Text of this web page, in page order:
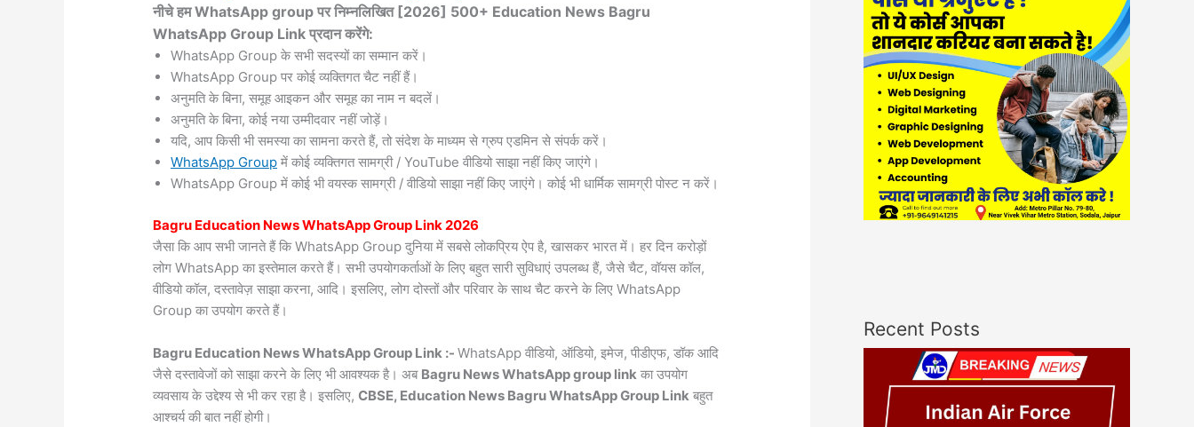
नीचे हम WhatsApp group पर निम्नलिखित [2026] 500+ Education News Bagru
WhatsApp Group Link प्रदान करेंगे:
WhatsApp Group के सभी सदस्यों का सम्मान करें।
WhatsApp Group पर कोई व्यक्तिगत चैट नहीं हैं।
अनुमति के बिना, समूह आइकन और समूह का नाम न बदलें।
अनुमति के बिना, कोई नया उम्मीदवार नहीं जोड़ें।
यदि, आप किसी भी समस्या का सामना करते हैं, तो संदेश के माध्यम से ग्रुप एडमिन से संपर्क करें।
WhatsApp Group में कोई व्यक्तिगत सामग्री / YouTube वीडियो साझा नहीं किए जाएंगे।
WhatsApp Group में कोई भी वयस्क सामग्री / वीडियो साझा नहीं किए जाएंगे। कोई भी धार्मिक सामग्री पोस्ट न करें।
Bagru Education News WhatsApp Group Link 2026
जैसा कि आप सभी जानते हैं कि WhatsApp Group दुनिया में सबसे लोकप्रिय ऐप है, खासकर भारत में। हर दिन करोड़ों
लोग WhatsApp का इस्तेमाल करते हैं। सभी उपयोगकर्ताओं के लिए बहुत सारी सुविधाएं उपलब्ध हैं, जैसे चैट, वॉयस कॉल,
वीडियो कॉल, दस्तावेज़ साझा करना, आदि। इसलिए, लोग दोस्तों और परिवार के साथ चैट करने के लिए WhatsApp
Group का उपयोग करते हैं।
Bagru Education News WhatsApp Group Link :-WhatsApp वीडियो, ऑडियो, इमेज, पीडीएफ, डॉक आदि
जैसे दस्तावेजों को साझा करने के लिए भी आवश्यक है। अब Bagru NewsWhatsApp group link का उपयोग
व्यवसाय के उद्देश्य से भी कर रहा है। इसलिए,CBSE, Education News Bagru WhatsApp Group Link बहुत
आश्चर्य की बात नहीं होगी।
Recent Posts